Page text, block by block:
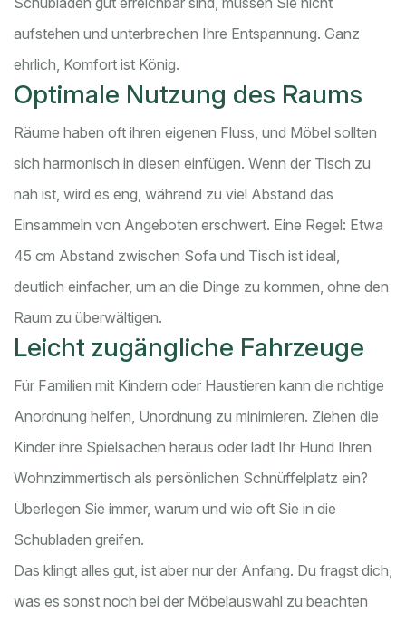
aufstehen und unterbrechen Ihre Entspannung. Ganz
ehrlich, Komfort ist König.
Optimale Nutzung des Raums
Räume haben oft ihren eigenen Fluss, und Möbel sollten
sich harmonisch in diesen einfügen. Wenn der Tisch zu
nah ist, wird es eng, während zu viel Abstand das
Einsammeln von Angeboten erschwert. Eine Regel: Etwa
45 cm Abstand zwischen Sofa und Tisch ist ideal,
deutlich einfacher, um an die Dinge zu kommen, ohne den
Raum zu überwältigen.
Leicht zugängliche Fahrzeuge
Für Familien mit Kindern oder Haustieren kann die richtige
Anordnung helfen, Unordnung zu minimieren. Ziehen die
Kinder ihre Spielsachen heraus oder lädt Ihr Hund Ihren
Wohnzimmertisch als persönlichen Schnüffelplatz ein?
Überlegen Sie immer, warum und wie oft Sie in die
Schubladen greifen.
Das klingt alles gut, ist aber nur der Anfang. Du fragst dich,
was es sonst noch bei der Möbelauswahl zu beachten